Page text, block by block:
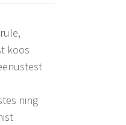
koos
ning